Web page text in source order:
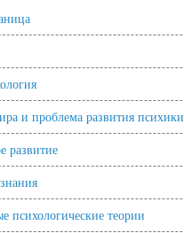
n
k
i
и проблема развития психики
развитие
психологические теории